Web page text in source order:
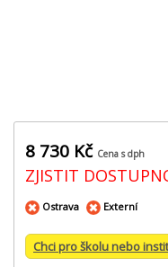
8 730 Kč Cena s dph
ZJISTIT
Ostrava Externí
Chci pro školu nebo